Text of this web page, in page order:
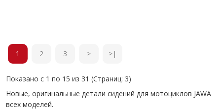
1 2 3 > >|
Показано с 1 по 15 из 31 (Страниц: 3)
Новые, оригинальные детали сидений для мотоциклов JAWA
всех моделей.